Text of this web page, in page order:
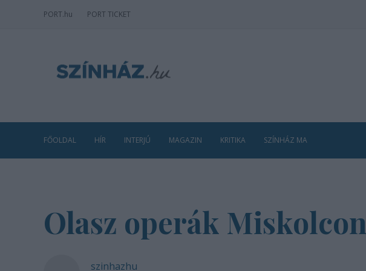
PORT.hu PORT TICKET
FŐOLDAL HÍR INTERJÚ MAGAZIN KRITIKA SZÍNHÁZ MA
Olasz operák Miskolcon
szinhazhu